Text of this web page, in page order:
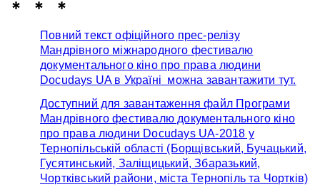
* * *
Повний текст офіційного прес-релізу
Мандрівного міжнародного фестивалю
документального кіно про права людини
Docudays UA в Україні можна завантажити тут.
Доступний для завантаження файл Програми
Мандрівного фестивалю документального кіно
про права людини Docudays UA-2018 у
Тернопільській області (Борщівський, Бучацький,
Гусятинський, Заліщицький, Збаразький,
Чортківський райони, міста Тернопіль та Чортків)